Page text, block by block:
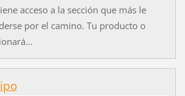
acceso a la sección que más le
por el camino. Tu producto o